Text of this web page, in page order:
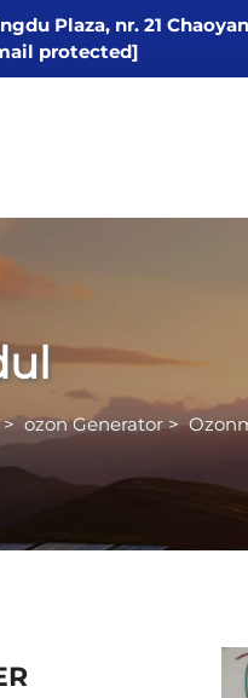
Plaza, nr. 21
protected]
>ozon Generator>